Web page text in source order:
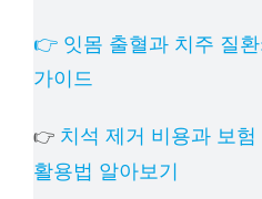
👉 잇몸 출혈과 치주 질
가이드
👉 치석 제거 비용과 보
활용법 알아보기